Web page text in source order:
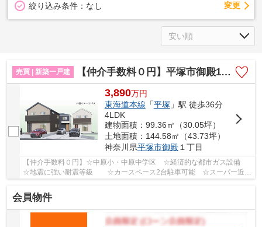
絞り込み条件： なし 変更
売買 | 新築一戸建 【仲介手数料０円】平塚市御殿16期 新築一戸建て 全3棟
3,890万円
東海道本線 「平塚」駅 徒歩36分
4LDK
建物面積：99.36㎡（30.05坪）
土地面積：144.58㎡（43.73坪）
神奈川県平塚市御殿１丁目
【仲介手数料０円】☆中原小・中原中学区 ☆経済的な都市ガス設備
☆地震に強い耐震等級 ☆カースペース2台駐車可能 ☆スーパー近く
会員物件